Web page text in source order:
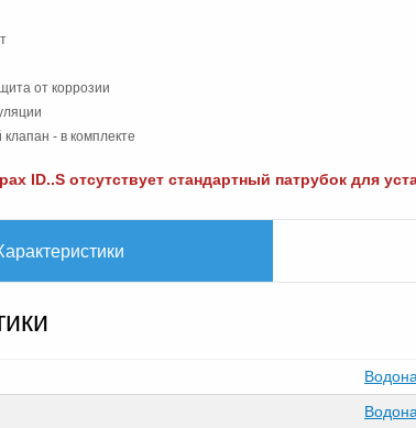
от коррозии
- в комплекте
ID..S отсутствует стандартный патрубок для